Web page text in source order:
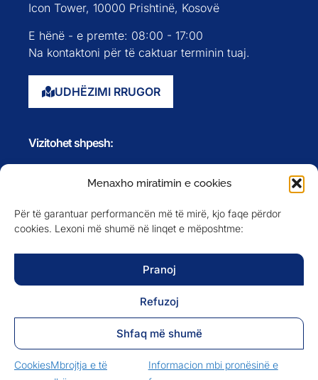
Menaxho miratimin e cookies
Për të garantuar performancën më të mirë, kjo faqe përdor
cookies. Lexoni më shumë në linqet e mëposhtme:
Pranoj
Refuzoj
Shfaq më shumë
CookiesMbrojtja e të
Informacion mbi pronësinë e
Icon Tower, 10000 Prishtinë, Kosovë
E hënë - e premte: 08:00 - 17:00
Na kontaktoni për të caktuar terminin tuaj.
UDHËZIMI RRUGOR
Vizitohet shpesh:
Evente
Anëtarët
Newsletter